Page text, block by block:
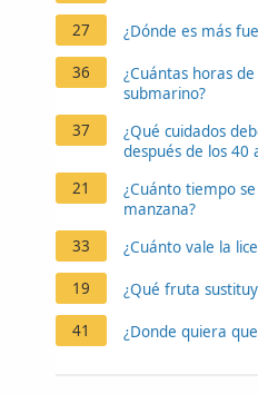
27 ¿Dónde es más
36
¿Cuántas horas
submarino?
37
¿Qué cuidados
después de los 40
21
¿Cuánto tiempo
manzana?
33
¿Cuánto vale la
19 ¿Qué fruta
41 ¿Donde quiera